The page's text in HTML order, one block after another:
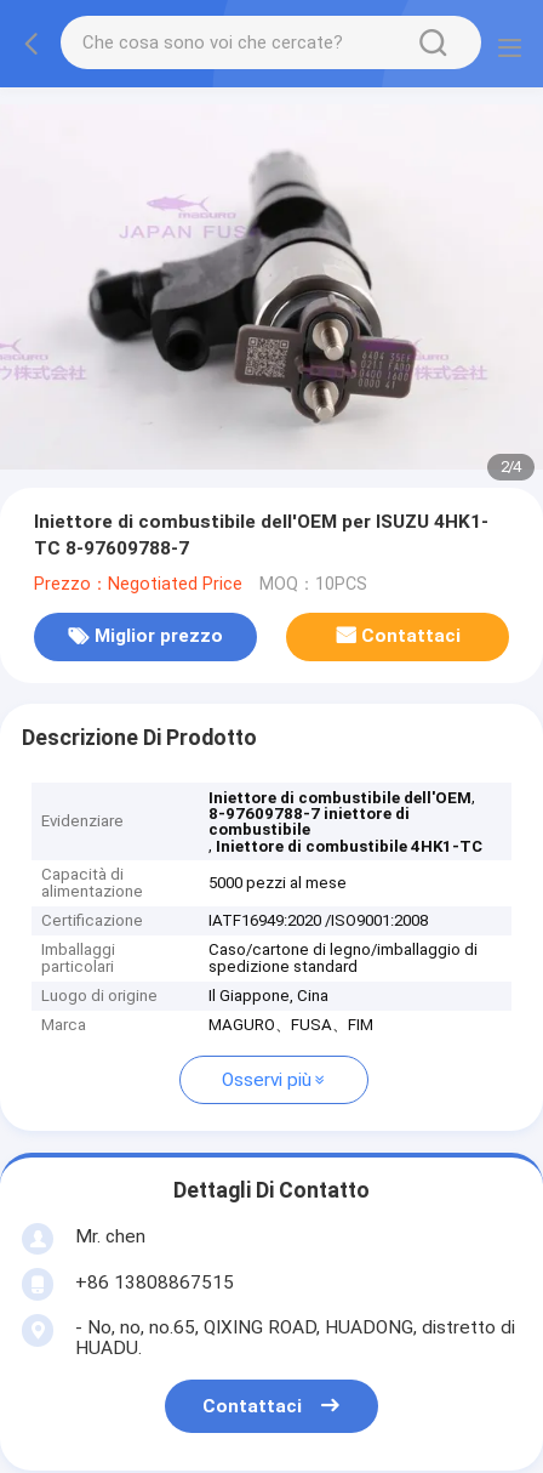
2/4
Iniettore di combustibile dell'OEM per ISUZU 4HK1-
TC 8-97609788-7
Prezzo：Negotiated Price MOQ：10PCS
Miglior prezzo Contattaci
Descrizione Di Prodotto
Evidenziare
Iniettore di combustibile dell'OEM,
8-97609788-7 iniettore di
combustibile
, Iniettore di combustibile 4HK1-TC
Capacità di
alimentazione
5000 pezzi al mese
Certificazione
IATF16949:2020 /ISO9001:2008
Imballaggi
particolari
Caso/cartone di legno/imballaggio di
spedizione standard
Luogo di origine
Il Giappone, Cina
Marca
MAGURO、FUSA、FIM
Osservi più
Dettagli Di Contatto
Mr. chen
+86 13808867515
- No, no, no.65, QIXING ROAD, HUADONG, distretto di
HUADU.
Contattaci